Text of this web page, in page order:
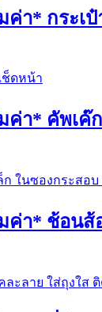
า* กระเ
ค่า* คัพเค๊
ค่า* ช้อนส้